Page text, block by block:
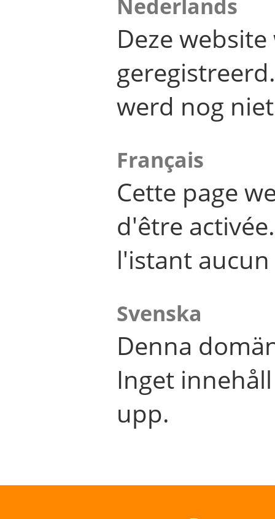
Nederlands
Deze
werd nog
Français
Cette page
d'être
l'istant
Svenska
Denna
Inget
upp.